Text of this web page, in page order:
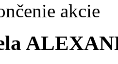
akcie